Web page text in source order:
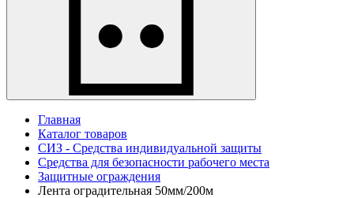
Главная
Каталог товаров
СИЗ - Средства индивидуальной защиты
Средства для безопасности рабочего места
Защитные ограждения
Лента оградительная 50мм/200м